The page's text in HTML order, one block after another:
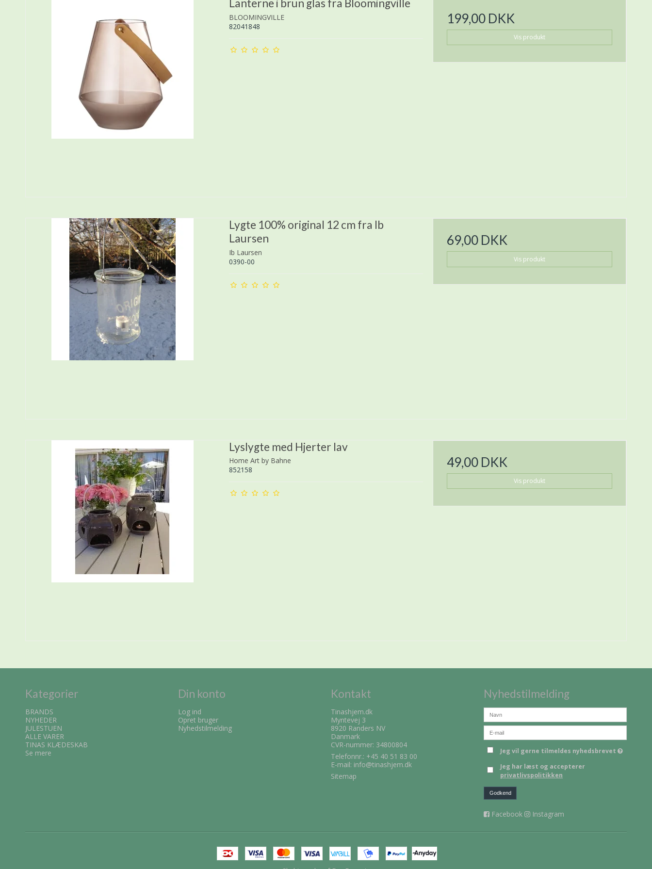
Lanterne i brun glas fra Bloomingville
BLOOMINGVILLE
82041848
199,00 DKK
Vis produkt
Lygte 100% original 12 cm fra Ib
Laursen
Ib Laursen
0390-00
69,00 DKK
Vis produkt
Lyslygte med Hjerter lav
Home Art by Bahne
852158
49,00 DKK
Vis produkt
Kategorier
BRANDS
NYHEDER
JULESTUEN
ALLE VARER
TINAS KLÆDESKAB
Se mere
Din konto
Log ind
Opret bruger
Nyhedstilmelding
Kontakt
Tinashjem.dk
Myntevej 3
8920 Randers NV
Danmark
CVR-nummer: 34800804
Telefonnr.: +45 40 51 83 00
E-mail: info@tinashjem.dk
Sitemap
Nyhedstilmelding
Jeg vil gerne tilmeldes nyhedsbrevet
Jeg har læst og accepterer
privatlivspolitikken
Godkend
Facebook Instagram